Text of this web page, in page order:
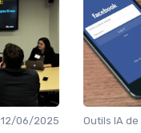
12/06/2025